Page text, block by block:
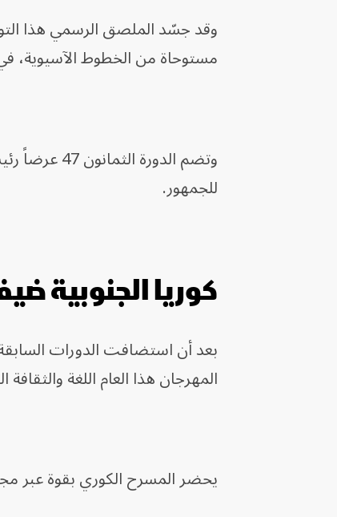
وقد جسّد الملصق الرسمي هذا
مستوحاة من الخطوط الآسيوية،
للجمهور.
كوريا الجنوبية
بعد أن استضافت الدورات السابقة
المهرجان هذا العام اللغة
يحضر المسرح الكوري بقوة عبر